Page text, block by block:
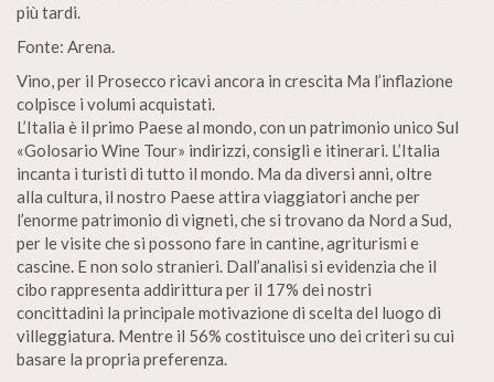
più tardi.
Fonte: Arena.
Vino, per il Prosecco ricavi ancora in crescita Ma l’inflazione
colpisce i volumi acquistati.
L’Italia è il primo Paese al mondo, con un patrimonio unico Sul
«Golosario Wine Tour» indirizzi, consigli e itinerari. L’Italia
incanta i turisti di tutto il mondo. Ma da diversi anni, oltre
alla cultura, il nostro Paese attira viaggiatori anche per
l’enorme patrimonio di vigneti, che si trovano da Nord a Sud,
per le visite che si possono fare in cantine, agriturismi e
cascine. E non solo stranieri. Dall’analisi si evidenzia che il
cibo rappresenta addirittura per il 17% dei nostri
concittadini la principale motivazione di scelta del luogo di
villeggiatura. Mentre il 56% costituisce uno dei criteri su cui
basare la propria preferenza.